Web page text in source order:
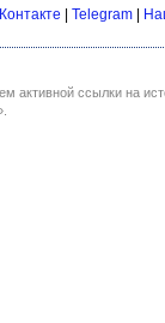
Telegram
активной ссылки на
.